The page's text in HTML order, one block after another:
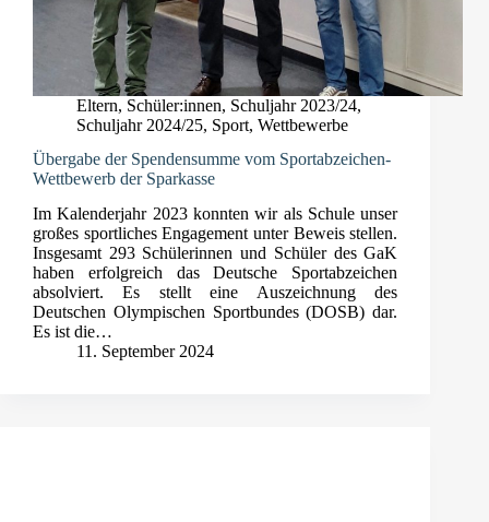
Eltern, Schüler:innen, Schuljahr 2023/24,
Schuljahr 2024/25, Sport, Wettbewerbe
Übergabe der Spendensumme vom Sportabzeichen-
Wettbewerb der Sparkasse
Im Kalenderjahr 2023 konnten wir als Schule unser
großes sportliches Engagement unter Beweis stellen.
Insgesamt 293 Schülerinnen und Schüler des GaK
haben erfolgreich das Deutsche Sportabzeichen
absolviert. Es stellt eine Auszeichnung des
Deutschen Olympischen Sportbundes (DOSB) dar.
Es ist die…
11. September 2024